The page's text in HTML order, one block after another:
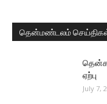
தென்மண்டலம்
ஏற்பு
July 7,